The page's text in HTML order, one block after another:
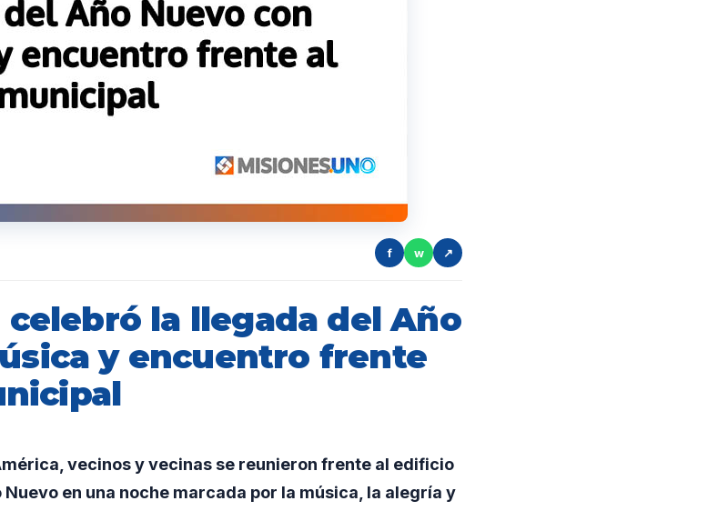
f w ↗
la llegada del Año
y encuentro frente
vecinos y vecinas se reunieron frente al edificio
en una noche marcada por la música, la alegría y